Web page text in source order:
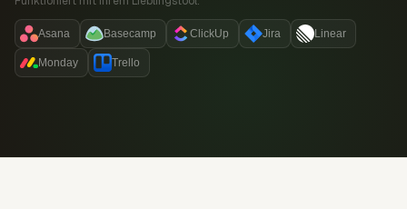
Asana Basecamp ClickUp Jira Linear
Monday Trello